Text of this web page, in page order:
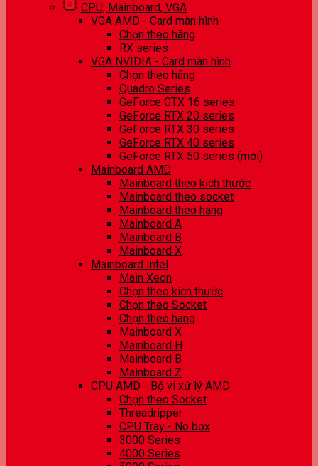
CPU, Mainboard, VGA
VGA AMD - Card màn hình
Chọn theo hãng
RX series
VGA NVIDIA - Card màn hình
Chọn theo hãng
Quadro Series
GeForce GTX 16 series
GeForce RTX 20 series
GeForce RTX 30 series
GeForce RTX 40 series
GeForce RTX 50 series (mới)
Mainboard AMD
Mainboard theo kích thước
Mainboard theo socket
Mainboard theo hãng
Mainboard A
Mainboard B
Mainboard X
Mainboard Intel
Main Xeon
Chọn theo kích thước
Chọn theo Socket
Chọn theo hãng
Mainboard X
Mainboard H
Mainboard B
Mainboard Z
CPU AMD - Bộ vi xử lý AMD
Chọn theo Socket
Threadripper
CPU Tray - No box
3000 Series
4000 Series